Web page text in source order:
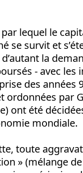
lequel le
se survit et
la
- avec les
des années
ordonnées par
ont été
mondiale.
toute
» (mélange